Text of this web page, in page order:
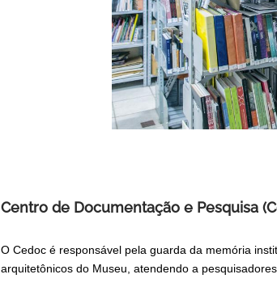
Centro de Documentação e Pesquisa
O Cedoc é responsável pela guarda da memória
arquitetônicos do Museu, atendendo a